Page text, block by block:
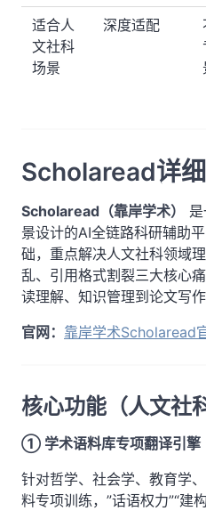
适合人
文社科
场景
深度适配
Scholaread详
Scholaread（靠岸学术）
景设计的AI全链路科研辅助
础，重点解决人文社科领域
乱、引用格式割裂三大核心
读理解、知识管理到论文写作
官网： 靠岸学术Scholaread
核心功能（人文社
① 学术语料库专项翻译引擎
针对哲学、社会学、教育学
料专项训练，”话语权力”“建